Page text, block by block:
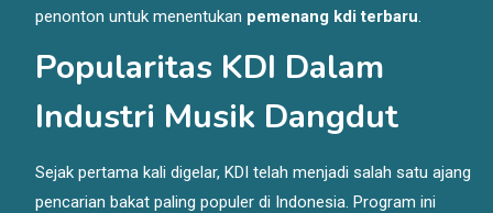
penonton untuk menentukan pemenang kdi terbaru.
Popularitas KDI Dalam
Industri Musik Dangdut
Sejak pertama kali digelar, KDI telah menjadi salah satu ajang
pencarian bakat paling populer di Indonesia. Program ini